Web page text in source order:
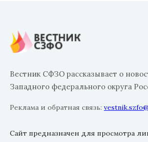
Вестник СФЗО рассказывает о
Западного федерального округа
Реклама и обратная связь:
Сайт предназначен для просмотра